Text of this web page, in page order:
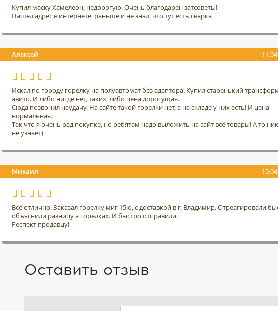
Купил маску Хамелеон, недорогую. Очень благодарен затсоветы!
Нашел адрес в интернете, раньше и не знал, что тут есть сварка
Алексей
Искал по городу горелку на полуавтомат без адаптора. Купил старенький
авито. И либо нигде нет, таких, либо цена дорогущая.
Сюда позвонил наудачу. На сайте такой горелки нет, а на складе у них есть! И цена
нормальная.
Так что я очень рад покупке, но ребятам надо выложить на сайт всё товары! А то
не узнает)
Михаил
Всё отлично. Заказал горелку миг 15ю, с доставкой в г. Владимир. Отреагировали
объяснили разницу а горелках. И быстро отправили.
Респект продавцу!
Оставить отзыв